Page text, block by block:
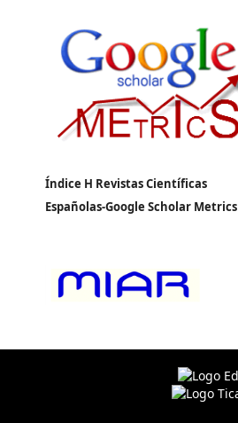
Índice H Revistas Científicas
Españolas-Google Scholar Metrics